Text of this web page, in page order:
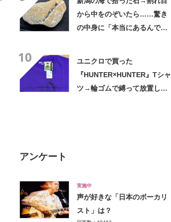
から中をのぞいたら……驚き
の中身に「本当にあるんです
10
ユニクロで買った
『HUNTER×HUNTER』Tシャ
ツ→輪ゴムで縛って放置した
アンケート
実施中
声が好きな「日本のボーカリ
スト」は？